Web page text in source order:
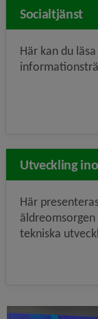
Socialtjänst
Här kan du
Utveckling
Här
tekniska